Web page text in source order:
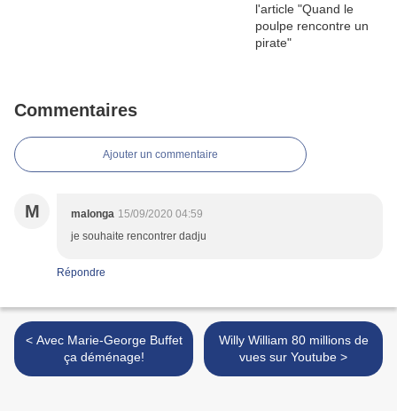
Commentaires
Ajouter un commentaire
M malonga 15/09/2020 04:59
je souhaite rencontrer dadju
Répondre
< Avec Marie-George Buffet
ça déménage!
Willy William 80 millions de
vues sur Youtube >